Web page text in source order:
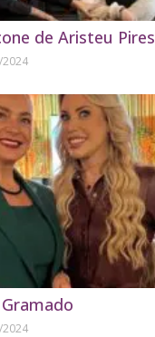
de Aristeu Pires